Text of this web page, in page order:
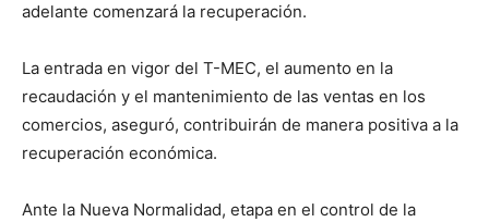
adelante comenzará la recuperación.
La entrada en vigor del T-MEC, el aumento en la
recaudación y el mantenimiento de las ventas en los
comercios, aseguró, contribuirán de manera positiva a la
recuperación económica.
Ante la Nueva Normalidad, etapa en el control de la